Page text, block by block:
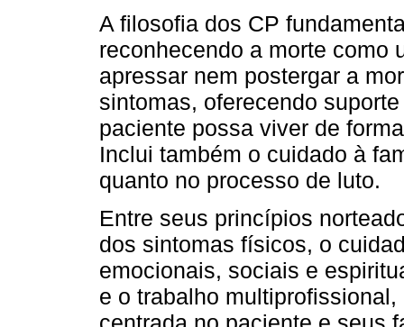
A filosofia dos CP
reconhecendo a morte como
apressar nem postergar a
sintomas, oferecendo
paciente possa viver de
Inclui também o cuidado à
quanto no processo de luto.
Entre seus princípios
dos sintomas físicos, o
emocionais, sociais e
e o trabalho